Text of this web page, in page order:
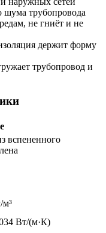
шума трубопровода
не гниёт и не
держит форму
трубопровод и
вспененного
м³
Вт/(м·К)